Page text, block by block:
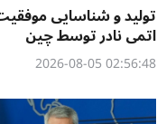
تولید و شناسایی
اتمی نادر توسط چین
02:56:48 2026-08-05